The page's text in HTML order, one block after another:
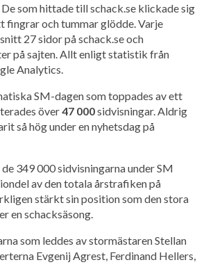
som hittade till schack.se klickade sig
fingrar och tummar glödde. Varje
27 sidor på schack.se och
på sajten. Allt enligt statistik från
Analytics.
SM-dagen som toppades av ett
över47 000sidvisningar. Aldrig
så hög under en nyhetsdag på
349 000 sidvisningarna under SM
av den totala årstrafiken på
stärkt sin position som den stora
en schacksäsong.
som leddes av stormästaren Stellan
Evgenij Agrest, Ferdinand Hellers,